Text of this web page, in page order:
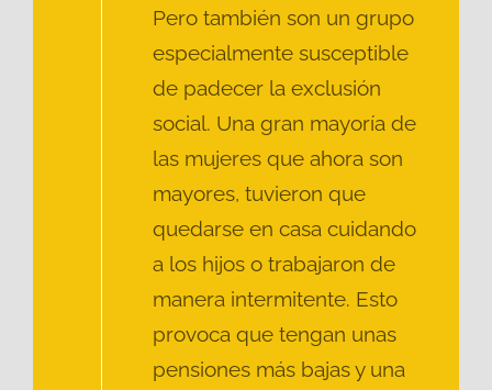
Pero también son un grupo
especialmente susceptible
de padecer la exclusión
social. Una gran mayoría de
las mujeres que ahora son
mayores, tuvieron que
quedarse en casa cuidando
a los hijos o trabajaron de
manera intermitente. Esto
provoca que tengan unas
pensiones más bajas y una